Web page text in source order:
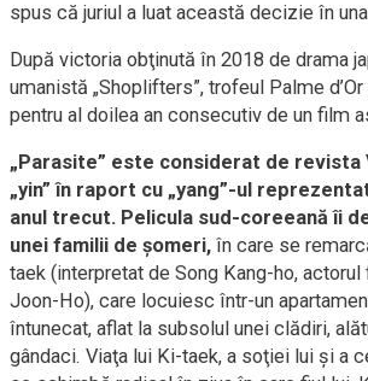
spus că juriul a luat această decizie în
După victoria obţinută în 2018 de drama
umanistă „Shoplifters”, trofeul Palme
pentru al doilea an consecutiv de un film
„Parasite” este considerat de revista
„yin” în raport cu „yang”-ul
anul trecut. Pelicula sud-coreeană îi
unei familii de şomeri, în care se
taek (interpretat de Song Kang-ho,
Joon-Ho), care locuiesc într-un
întunecat, aflat la subsolul unei clădiri,
gândaci. Viaţa lui Ki-taek, a soţiei lui şi a